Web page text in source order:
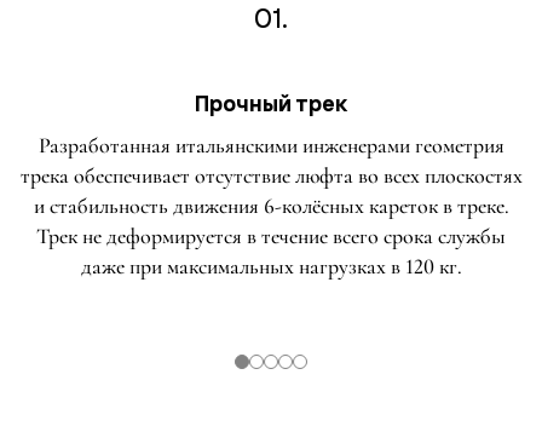
01.
Прочный трек
Разработанная итальянскими инженерами геометрия
трека обеспечивает отсутствие люфта во всех плоскостях
и стабильность движения 6-колёсных кареток в треке.
Трек не деформируется в течение всего срока службы
даже при максимальных нагрузках в 120 кг.